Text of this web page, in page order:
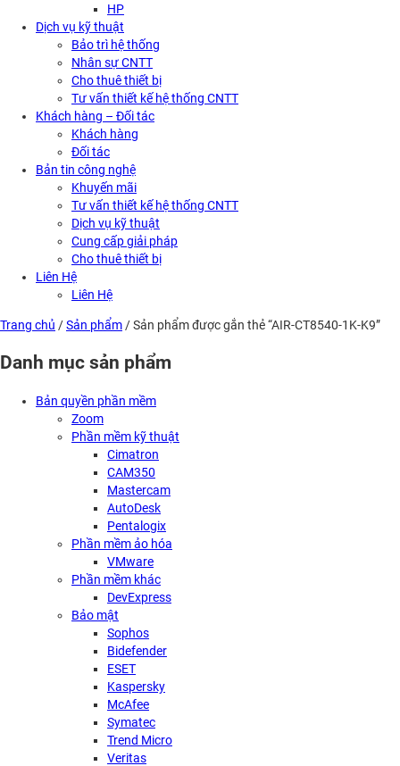
HP
Dịch vụ kỹ thuật
Bảo trì hệ thống
Nhân sự CNTT
Cho thuê thiết bị
Tư vấn thiết kế hệ thống CNTT
Khách hàng – Đối tác
Khách hàng
Đối tác
Bản tin công nghệ
Khuyến mãi
Tư vấn thiết kế hệ thống CNTT
Dịch vụ kỹ thuật
Cung cấp giải pháp
Cho thuê thiết bị
Liên Hệ
Liên Hệ
Trang chủ /Sản phẩm / Sản phẩm được gắn thẻ “AIR-CT8540-1K-K9”
Danh mục sản phẩm
Bản quyền phần mềm
Zoom
Phần mềm kỹ thuật
Cimatron
CAM350
Mastercam
AutoDesk
Pentalogix
Phần mềm ảo hóa
VMware
Phần mềm khác
DevExpress
Bảo mật
Sophos
Bidefender
ESET
Kaspersky
McAfee
Symatec
Trend Micro
Veritas